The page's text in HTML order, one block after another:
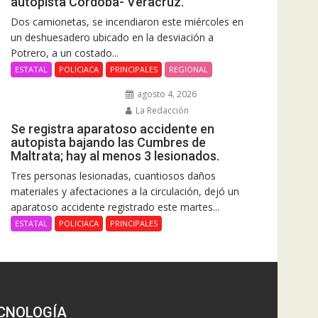
Dos camionetas, se incendiaron este miércoles en
un deshuesadero ubicado en la desviación a
Potrero, a un costado...
ESTATAL POLICIACA PRINCIPALES REGIONAL
agosto 4, 2026
La Redacción
Se registra aparatoso accidente en
autopista bajando las Cumbres de
Maltrata; hay al menos 3 lesionados.
Tres personas lesionadas, cuantiosos daños
materiales y afectaciones a la circulación, dejó un
aparatoso accidente registrado este martes...
ESTATAL POLICIACA PRINCIPALES